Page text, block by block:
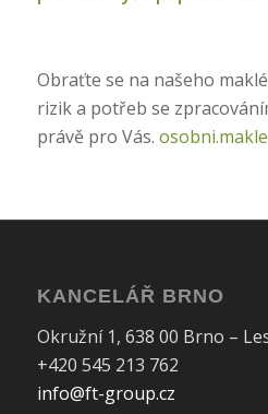
Obraťte se na našeho
rizik a potřeb se
právě pro Vás.
KANCELÁŘ BRNO
Okružní 1, 638 00 Brno –
+420 545 213 762
info@ft-group.cz